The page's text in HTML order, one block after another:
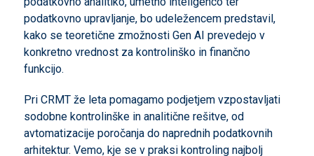
podatkovno upravljanje, bo udeležencem predstavil,
kako se teoretične zmožnosti Gen AI prevedejo v
konkretno vrednost za kontrolinško in finančno
funkcijo.
Pri CRMT že leta pomagamo podjetjem vzpostavljati
sodobne kontrolinške in analitične rešitve, od
avtomatizacije poročanja do naprednih podatkovnih
arhitektur. Vemo, kje se v praksi kontroling najbolj